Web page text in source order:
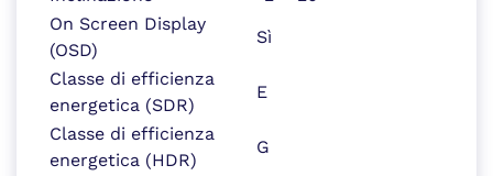
On Screen Display
(OSD)
Sì
Classe di efficienza
energetica (SDR)
E
Classe di efficienza
energetica (HDR)
G